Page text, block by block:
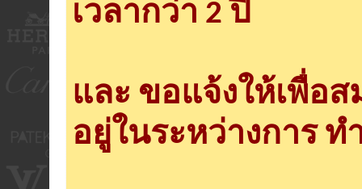
เวลากว่า 2 ปี
และ ขอแจ้งให้เพื่อ
อยู่ในระหว่างการ ท